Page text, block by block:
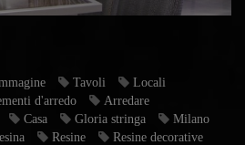
Tavoli
Locali
d'arredo
Arredare
Casa Gloria stringa
Milano
Resine Resine decorative